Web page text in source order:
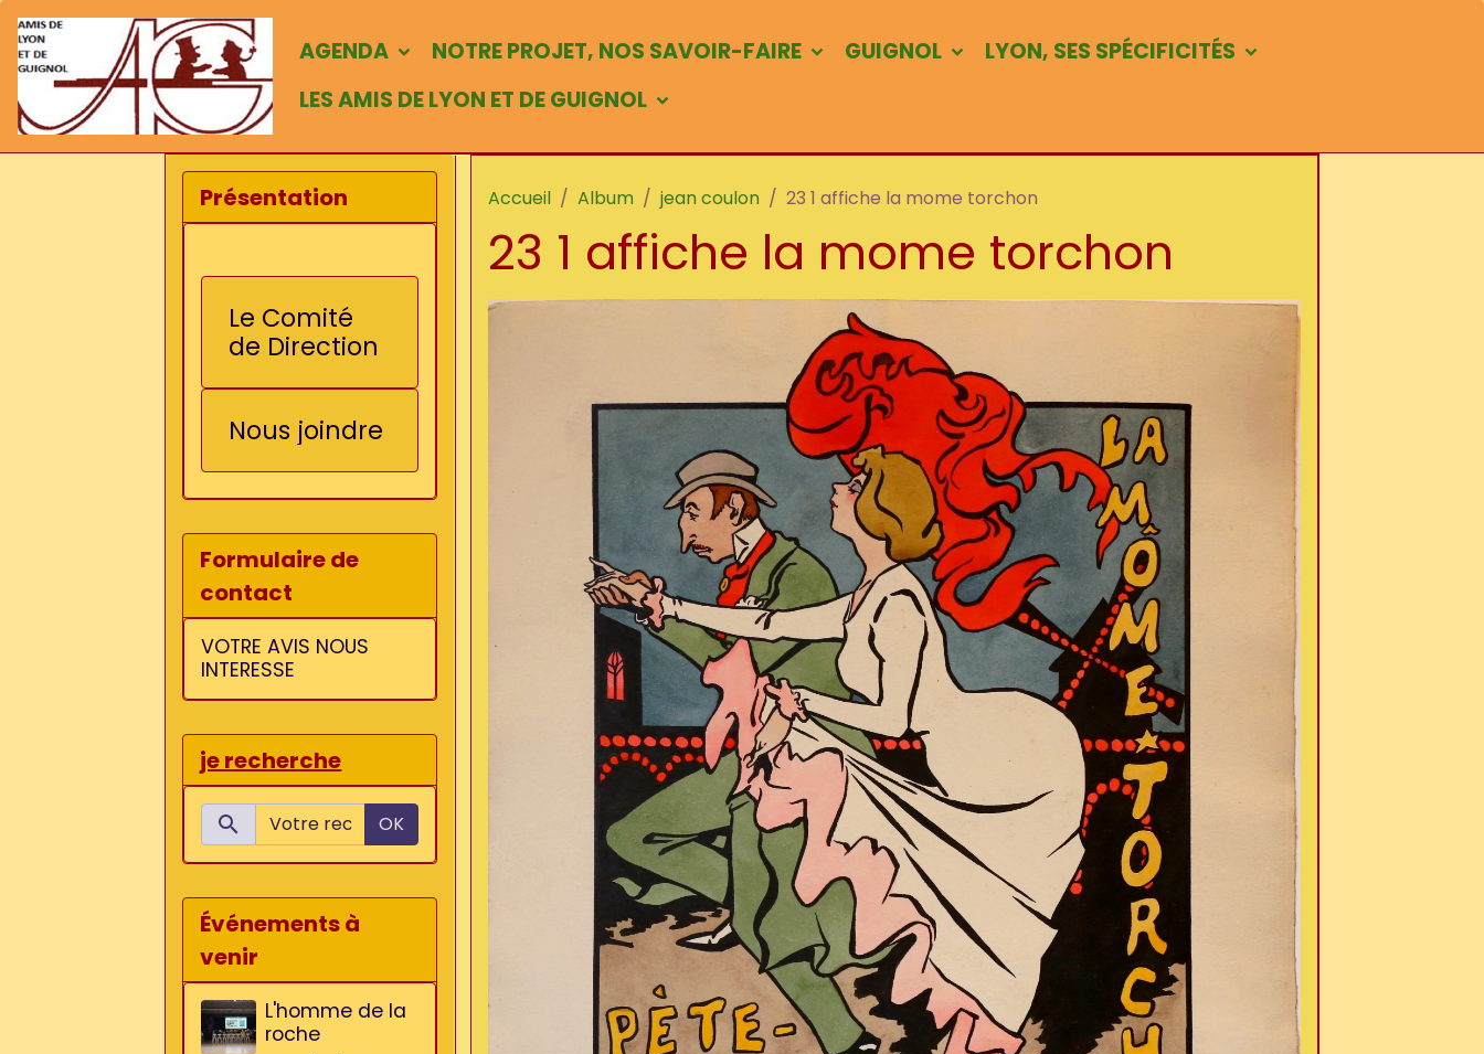
AGENDA NOTRE PROJET, NOS SAVOIR-FAIRE GUIGNOL
LYON, SES SPÉCIFICITÉS
LES AMIS DE LYON ET DE GUIGNOL
Accueil Album jean coulon 23 1 affiche la mome torchon
23 1 affiche la mome torchon
Présentation
Le Comité
de Direction
Nous joindre
Formulaire de
contact
VOTRE AVIS NOUS
INTERESSE
je recherche
OK
Événements à
venir
L'homme de la
roche